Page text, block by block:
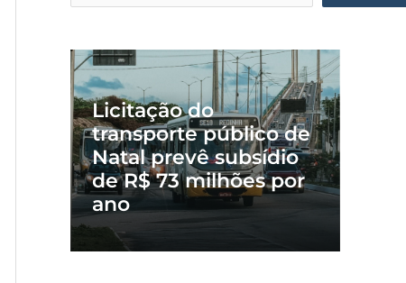
Licitação do
transporte público de
Natal prevê subsídio
de R$ 73 milhões por
ano